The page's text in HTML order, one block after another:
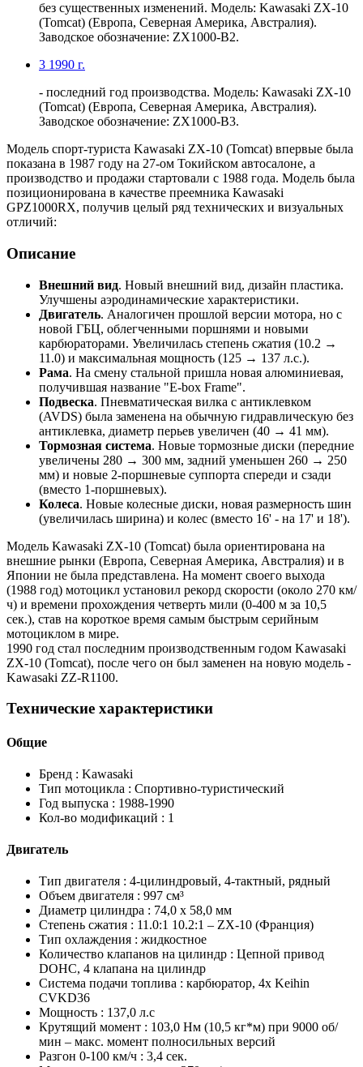
без существенных изменений. Модель: Kawasaki ZX-10
(Tomcat) (Европа, Северная Америка, Австралия).
Заводское обозначение: ZX1000-B2.
3 1990 г.
- последний год производства. Модель: Kawasaki ZX-10
(Tomcat) (Европа, Северная Америка, Австралия).
Заводское обозначение: ZX1000-B3.
Модель спорт-туриста Kawasaki ZX-10 (Tomcat) впервые была
показана в 1987 году на 27-ом Токийском автосалоне, а
производство и продажи стартовали с 1988 года. Модель была
позиционирована в качестве преемника Kawasaki
GPZ1000RX, получив целый ряд технических и визуальных
отличий:
Описание
Внешний вид. Новый внешний вид, дизайн пластика.
Улучшены аэродинамические характеристики.
Двигатель. Аналогичен прошлой версии мотора, но с
новой ГБЦ, облегченными поршнями и новыми
карбюраторами. Увеличилась степень сжатия (10.2 →
11.0) и максимальная мощность (125 → 137 л.с.).
Рама. На смену стальной пришла новая алюминиевая,
получившая название "E-box Frame".
Подвеска. Пневматическая вилка с антиклевком
(AVDS) была заменена на обычную гидравлическую без
антиклевка, диаметр перьев увеличен (40 → 41 мм).
Тормозная система. Новые тормозные диски (передние
увеличены 280 → 300 мм, задний уменьшен 260 → 250
мм) и новые 2-поршневые суппорта спереди и сзади
(вместо 1-поршневых).
Колеса. Новые колесные диски, новая размерность шин
(увеличилась ширина) и колес (вместо 16' - на 17' и 18').
Модель Kawasaki ZX-10 (Tomcat) была ориентирована на
внешние рынки (Европа, Северная Америка, Австралия) и в
Японии не была представлена. На момент своего выхода
(1988 год) мотоцикл установил рекорд скорости (около 270 км/
ч) и времени прохождения четверть мили (0-400 м за 10,5
сек.), став на короткое время самым быстрым серийным
мотоциклом в мире.
1990 год стал последним производственным годом Kawasaki
ZX-10 (Tomcat), после чего он был заменен на новую модель -
Kawasaki ZZ-R1100.
Технические характеристики
Общие
Бренд : Kawasaki
Тип мотоцикла : Спортивно-туристический
Год выпуска : 1988-1990
Кол-во модификаций : 1
Двигатель
Тип двигателя : 4-цилиндровый, 4-тактный, рядный
Объем двигателя : 997 см³
Диаметр цилиндра : 74,0 x 58,0 мм
Степень сжатия : 11.0:1 10.2:1 – ZX-10 (Франция)
Тип охлаждения : жидкостное
Количество клапанов на цилиндр : Цепной привод
DOHC, 4 клапана на цилиндр
Система подачи топлива : карбюратор, 4x Keihin
CVKD36
Мощность : 137,0 л.с
Крутящий момент : 103,0 Нм (10,5 кг*м) при 9000 об/
мин – макс. момент полносильных версий
Разгон 0-100 км/ч : 3,4 сек.